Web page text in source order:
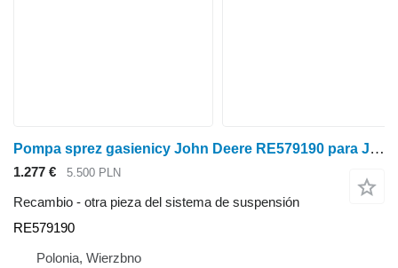
Pompa sprez gasienicy John Deere RE579190 para John Deere 8370RT tractor de cadenas
1.277 € 5.500 PLN
Recambio - otra pieza del sistema de suspensión
RE579190
Polonia, Wierzbno